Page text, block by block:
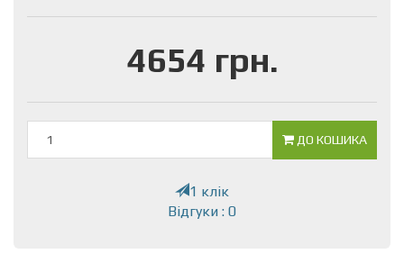
4654 грн.
ДО КОШИКА
1 клік
Відгуки : 0